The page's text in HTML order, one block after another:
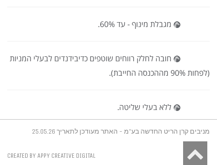
מגבלת מינוף - עד 60%.
חובה לחלק רווחים שוטפים כדיבידנדים לבעלי המניות
(לפחות 90% מההכנסה החייבת).
ללא בעלי שליטה.
מניבים קרן הריט החדשה בע"מ - האתר מעודכן לתאריך 25.05.26
CREATED BY APPY CREATIVE DIGITAL גלילה